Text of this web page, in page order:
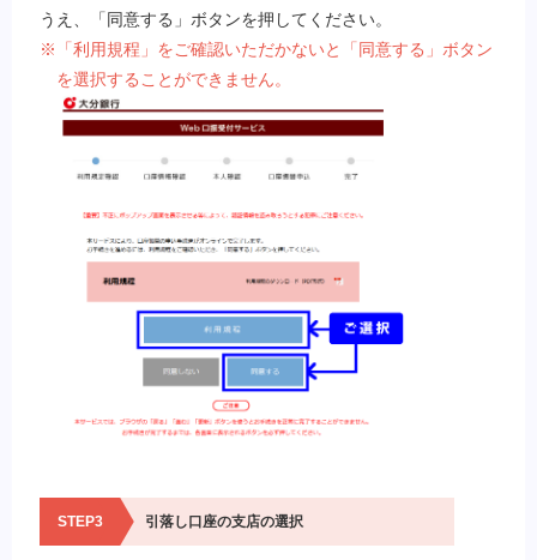
うえ、「同意する」ボタンを押してください。
※「利用規程」をご確認いただかないと「同意する」ボタン
を選択することができません。
STEP3 引落し口座の支店の選択